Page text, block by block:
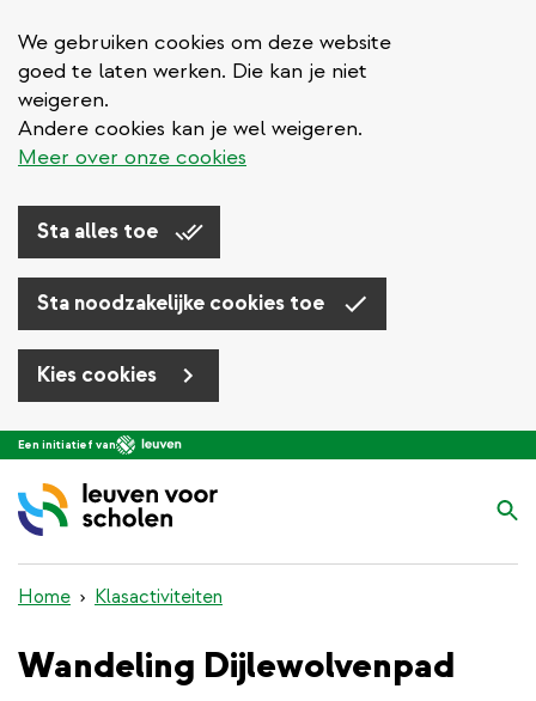
We gebruiken cookies om deze website
goed te laten werken. Die kan je niet
weigeren.
Andere cookies kan je wel weigeren.
Meer over onze cookies
Sta alles toe
Sta noodzakelijke cookies toe
Kies cookies
Overslaan
naar
de
inhoud
gaan
Een initiatief van
Home Klasactiviteiten
Wandeling Dijlewolvenpad